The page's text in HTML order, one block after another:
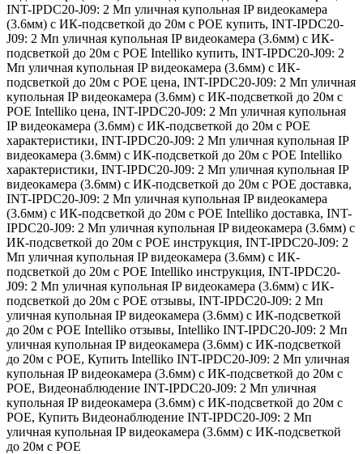
INT-IPDC20-J09: 2 Мп уличная купольная IP видеокамера
(3.6мм) с ИК-подсветкой до 20м с POE купить, INT-IPDC20-
J09: 2 Мп уличная купольная IP видеокамера (3.6мм) с ИК-
подсветкой до 20м с POE Intelliko купить, INT-IPDC20-J09: 2
Мп уличная купольная IP видеокамера (3.6мм) с ИК-
подсветкой до 20м с POE цена, INT-IPDC20-J09: 2 Мп уличная
купольная IP видеокамера (3.6мм) с ИК-подсветкой до 20м с
POE Intelliko цена, INT-IPDC20-J09: 2 Мп уличная купольная
IP видеокамера (3.6мм) с ИК-подсветкой до 20м с POE
характеристики, INT-IPDC20-J09: 2 Мп уличная купольная IP
видеокамера (3.6мм) с ИК-подсветкой до 20м с POE Intelliko
характеристики, INT-IPDC20-J09: 2 Мп уличная купольная IP
видеокамера (3.6мм) с ИК-подсветкой до 20м с POE доставка,
INT-IPDC20-J09: 2 Мп уличная купольная IP видеокамера
(3.6мм) с ИК-подсветкой до 20м с POE Intelliko доставка, INT-
IPDC20-J09: 2 Мп уличная купольная IP видеокамера (3.6мм) с
ИК-подсветкой до 20м с POE инструкция, INT-IPDC20-J09: 2
Мп уличная купольная IP видеокамера (3.6мм) с ИК-
подсветкой до 20м с POE Intelliko инструкция, INT-IPDC20-
J09: 2 Мп уличная купольная IP видеокамера (3.6мм) с ИК-
подсветкой до 20м с POE отзывы, INT-IPDC20-J09: 2 Мп
уличная купольная IP видеокамера (3.6мм) с ИК-подсветкой
до 20м с POE Intelliko отзывы, Intelliko INT-IPDC20-J09: 2 Мп
уличная купольная IP видеокамера (3.6мм) с ИК-подсветкой
до 20м с POE, Купить Intelliko INT-IPDC20-J09: 2 Мп уличная
купольная IP видеокамера (3.6мм) с ИК-подсветкой до 20м с
POE, Видеонаблюдение INT-IPDC20-J09: 2 Мп уличная
купольная IP видеокамера (3.6мм) с ИК-подсветкой до 20м с
POE, Купить Видеонаблюдение INT-IPDC20-J09: 2 Мп
уличная купольная IP видеокамера (3.6мм) с ИК-подсветкой
до 20м с POE